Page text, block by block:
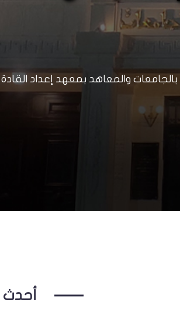
بالجامعات والمعاهد بمعهد إعداد
أحدث